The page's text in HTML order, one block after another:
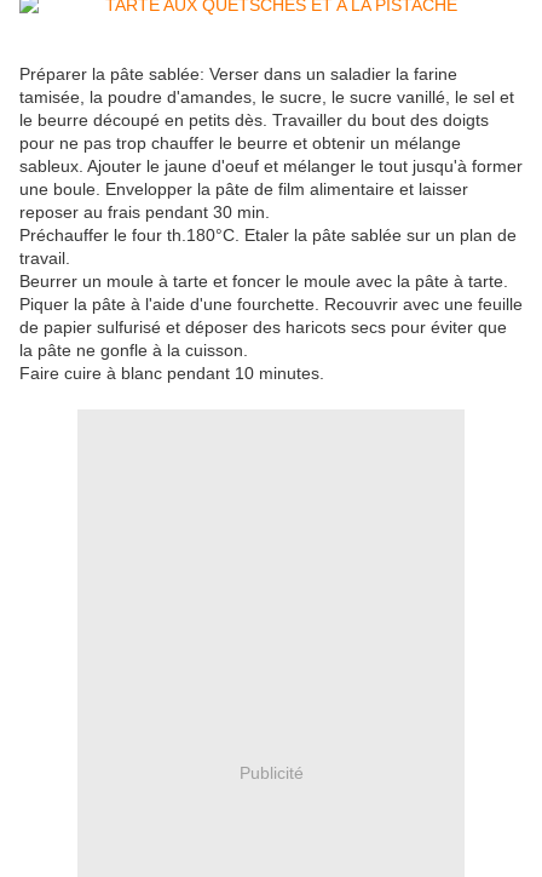
Préparer la pâte sablée: Verser dans un saladier la farine
tamisée, la poudre d'amandes, le sucre, le sucre vanillé, le sel et
le beurre découpé en petits dès. Travailler du bout des doigts
pour ne pas trop chauffer le beurre et obtenir un mélange
sableux. Ajouter le jaune d'oeuf et mélanger le tout jusqu'à former
une boule. Envelopper la pâte de film alimentaire et laisser
reposer au frais pendant 30 min.
Préchauffer le four th.180°C. Etaler la pâte sablée sur un plan de
travail.
Beurrer un moule à tarte et foncer le moule avec la pâte à tarte.
Piquer la pâte à l'aide d'une fourchette. Recouvrir avec une feuille
de papier sulfurisé et déposer des haricots secs pour éviter que
la pâte ne gonfle à la cuisson.
Faire cuire à blanc pendant 10 minutes.
Publicité